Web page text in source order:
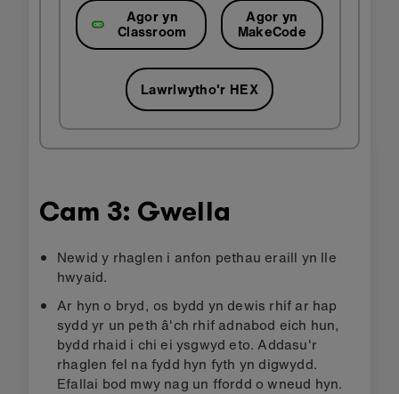
Agor yn
Classroom
Agor yn
MakeCode
Lawrlwytho'r HEX
Cam 3: Gwella
Newid y rhaglen i anfon pethau eraill yn lle
hwyaid.
Ar hyn o bryd, os bydd yn dewis rhif ar hap
sydd yr un peth â'ch rhif adnabod eich hun,
bydd rhaid i chi ei ysgwyd eto. Addasu'r
rhaglen fel na fydd hyn fyth yn digwydd.
Efallai bod mwy nag un ffordd o wneud hyn.